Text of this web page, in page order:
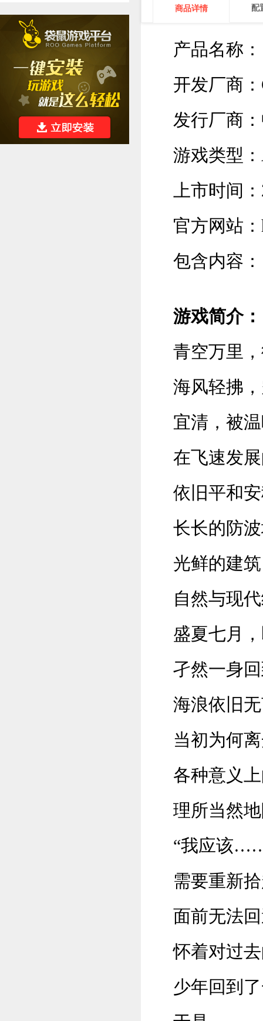
商品详情 配
产品名称：
开发厂商
发行厂商：
游戏类型
上市时间
官方网站：
包含内容：
游戏简介：
青空万里
海风轻拂
宜清，被
在飞速发
依旧平和
长长的防
光鲜的建
自然与现
盛夏七月
孑然一身
海浪依旧
当初为何
各种意义
理所当然
“我应该
需要重新
面前无法
怀着对过
少年回到